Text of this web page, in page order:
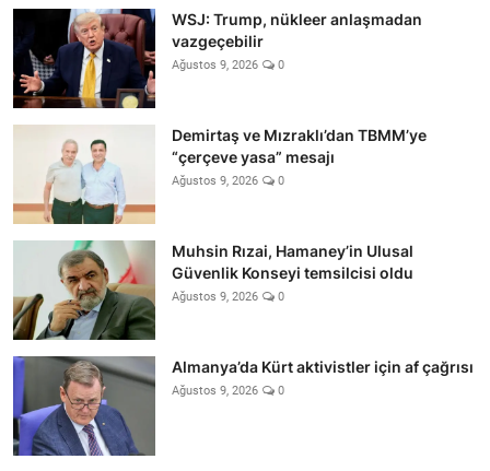
WSJ: Trump, nükleer anlaşmadan
vazgeçebilir
Ağustos 9, 2026 0
Demirtaş ve Mızraklı’dan TBMM’ye
“çerçeve yasa” mesajı
Ağustos 9, 2026 0
Muhsin Rızai, Hamaney’in Ulusal
Güvenlik Konseyi temsilcisi oldu
Ağustos 9, 2026 0
Almanya’da Kürt aktivistler için af çağrısı
Ağustos 9, 2026 0